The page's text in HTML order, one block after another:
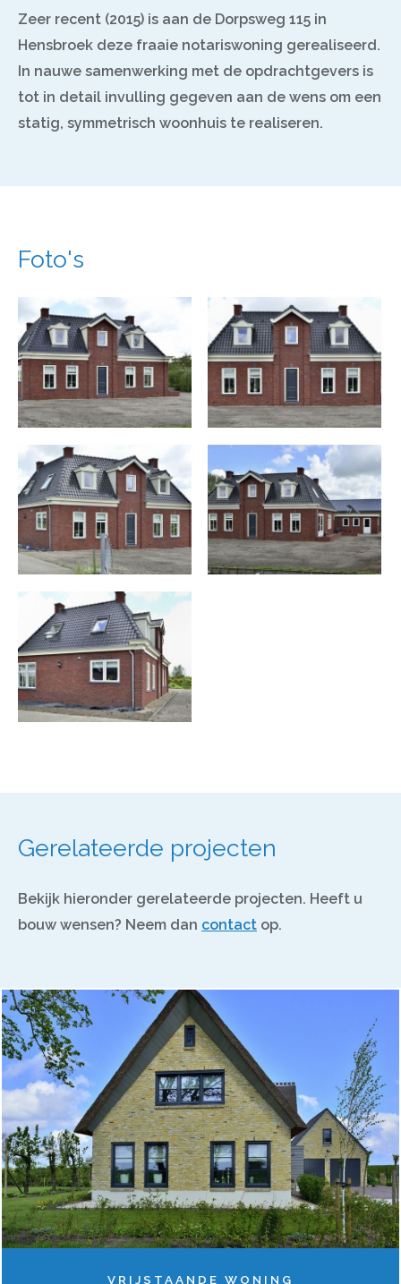
Zeer recent (2015) is aan de Dorpsweg 115 in
Hensbroek deze fraaie notariswoning gerealiseerd.
In nauwe samenwerking met de opdrachtgevers is
tot in detail invulling gegeven aan de wens om een
statig, symmetrisch woonhuis te realiseren.
Foto's
Gerelateerde projecten
Bekijk hieronder gerelateerde projecten. Heeft u
bouw wensen? Neem dan contact op.
VRIJSTAANDE WONING